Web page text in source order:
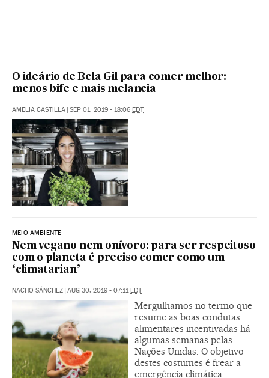
O ideário de Bela Gil para comer melhor:
menos bife e mais melancia
AMELIA CASTILLA | SEP 01, 2019 - 18:06 EDT
MEIO AMBIENTE
Nem vegano nem onívoro: para ser respeitoso
com o planeta é preciso comer como um
‘climatarian’
NACHO SÁNCHEZ | AUG 30, 2019 - 07:11EDT
Mergulhamos no termo que
resume as boas condutas
alimentares incentivadas há
algumas semanas pelas
Nações Unidas. O objetivo
destes costumes é frear a
emergência climática